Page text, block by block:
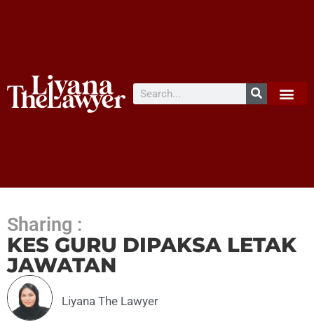
Sharing :
KES GURU DIPAKSA LETAK
JAWATAN
Liyana The Lawyer